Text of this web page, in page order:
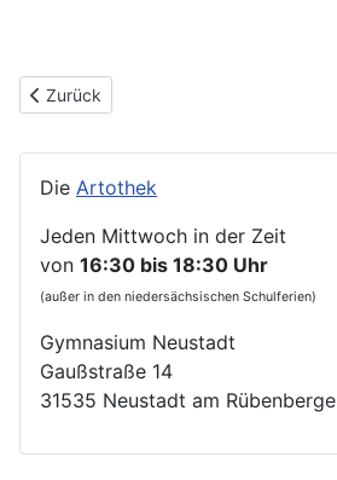
Vorheriger Beitrag: 404-not-found
Zurück
Die Artothek
Jeden Mittwoch in der Zeit
von 16:30 bis 18:30 Uhr
(außer in den niedersächsischen Schulferien)
Gymnasium Neustadt
Gaußstraße 14
31535 Neustadt am Rübenberge